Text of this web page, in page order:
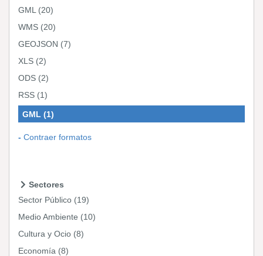
GML (20)
WMS (20)
GEOJSON (7)
XLS (2)
ODS (2)
RSS (1)
GML (1)
Contraer formatos
Sectores
Sector Público (19)
Medio Ambiente (10)
Cultura y Ocio (8)
Economía (8)